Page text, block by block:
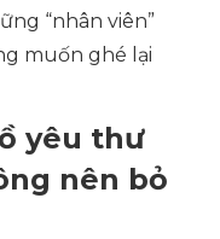
“nhân viên”
muốn ghé lại
yêu thư
nên bỏ